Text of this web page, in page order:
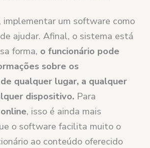
implementar um software como
ajudar. Afinal, o sistema está
forma, o funcionário pode
sobre os
qualquer lugar, a qualquer
dispositivo. Para
, isso é ainda mais
o software facilita muito o
ao conteúdo oferecido